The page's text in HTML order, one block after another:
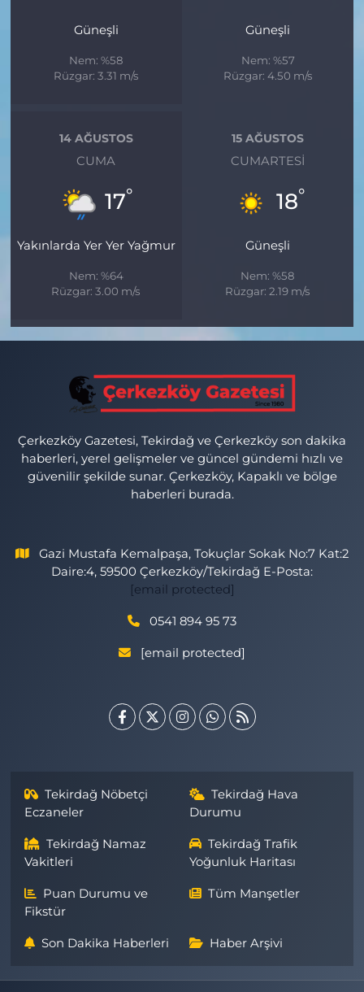
Güneşli
Nem: %58
Rüzgar: 3.31 m/s
Güneşli
Nem: %57
Rüzgar: 4.50 m/s
14 AĞUSTOS
CUMA
17°
Yakınlarda Yer Yer Yağmur
Nem: %64
Rüzgar: 3.00 m/s
15 AĞUSTOS
CUMARTESI
18°
Güneşli
Nem: %58
Rüzgar: 2.19 m/s
Çerkezköy Gazetesi, Tekirdağ ve Çerkezköy son dakika
haberleri, yerel gelişmeler ve güncel gündemi hızlı ve
güvenilir şekilde sunar. Çerkezköy, Kapaklı ve bölge
haberleri burada.
Gazi Mustafa Kemalpaşa, Tokuçlar Sokak No:7 Kat:2
Daire:4, 59500 Çerkezköy/Tekirdağ E-Posta:
[email protected]
0541 894 95 73
[email protected]
Tekirdağ Nöbetçi
Eczaneler
Tekirdağ Hava
Durumu
Tekirdağ Namaz
Vakitleri
Tekirdağ Trafik
Yoğunluk Haritası
Puan Durumu ve
Fikstür
Tüm Manşetler
Son Dakika Haberleri Haber Arşivi